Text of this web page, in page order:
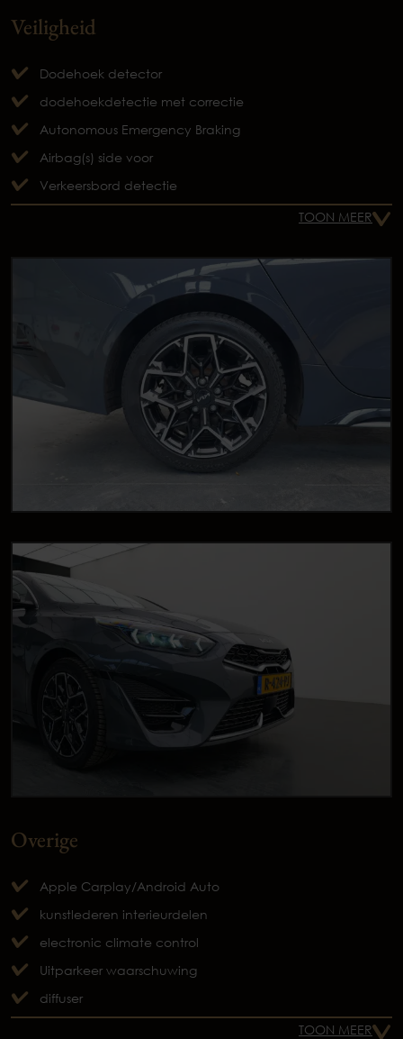
Veiligheid
Dodehoek detector
dodehoekdetectie met correctie
Autonomous Emergency Braking
Airbag(s) side voor
Verkeersbord detectie
TOON MEER
Overige
Apple Carplay/Android Auto
kunstlederen interieurdelen
electronic climate control
Uitparkeer waarschuwing
diffuser
TOON MEER